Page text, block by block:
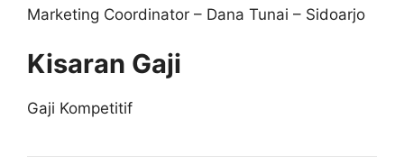
Marketing Coordinator – Dana Tunai – Sidoarjo
Kisaran Gaji
Gaji Kompetitif